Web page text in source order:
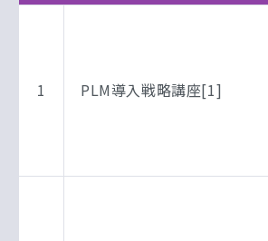
1 PLM導入戦略講座[1]